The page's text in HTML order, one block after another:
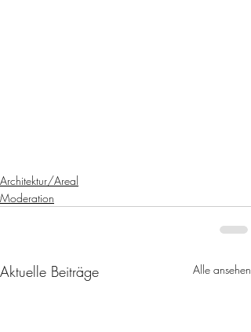
Architektur/Areal
Moderation
Aktuelle Beiträge Alle ansehen